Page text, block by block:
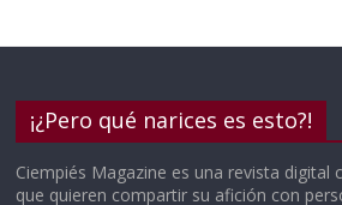
¡¿Pero qué narices es esto?!
Ciempiés Magazine es una revista digital
que quieren compartir su afición con